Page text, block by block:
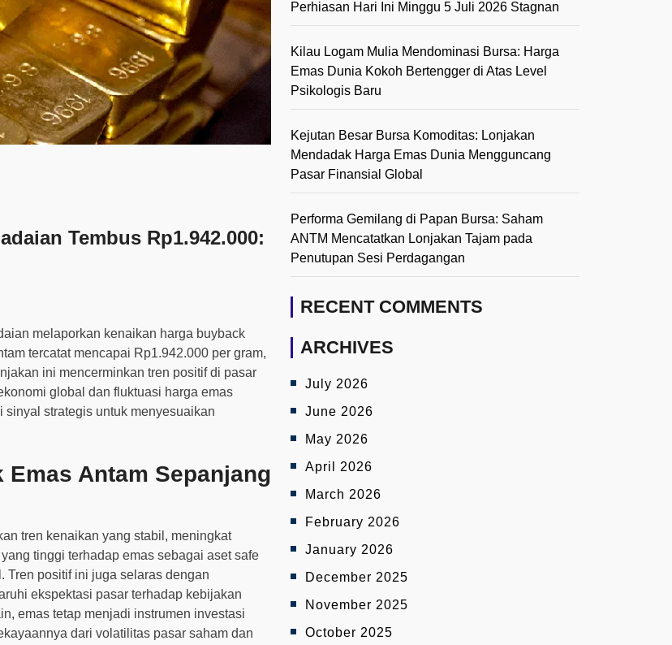
Tembus Rp1.942.000:
melaporkan kenaikan harga buyback
tercatat mencapai Rp1.942.000 per gram,
ini mencerminkan tren positif di pasar
global dan fluktuasi harga emas
strategis untuk menyesuaikan
Antam Sepanjang
tren kenaikan yang stabil, meningkat
tinggi terhadap emas sebagai aset safe
Tren positif ini juga selaras dengan
ekspektasi pasar terhadap kebijakan
emas tetap menjadi instrumen investasi
dari volatilitas pasar saham dan
Perhiasan Hari Ini Minggu 5 Juli 2026 Stagnan
Kilau Logam Mulia Mendominasi Bursa: Harga
Emas Dunia Kokoh Bertengger di Atas Level
Psikologis Baru
Kejutan Besar Bursa Komoditas: Lonjakan
Mendadak Harga Emas Dunia Mengguncang
Pasar Finansial Global
Performa Gemilang di Papan Bursa: Saham
ANTM Mencatatkan Lonjakan Tajam pada
Penutupan Sesi Perdagangan
RECENT COMMENTS
ARCHIVES
July 2026
June 2026
May 2026
April 2026
March 2026
February 2026
January 2026
December 2025
November 2025
October 2025